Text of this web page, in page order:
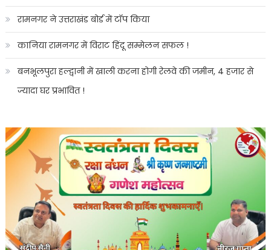
रामनगर ने उत्तराखंड बोर्ड में टॉप किया
कानिया रामनगर में विराट हिंदू सम्मेलन सफल !
बनभूलपुरा हल्द्वानी में खाली करना होगी रेलवे की जमीन, 4 हजार से
ज्यादा घर प्रभावित !